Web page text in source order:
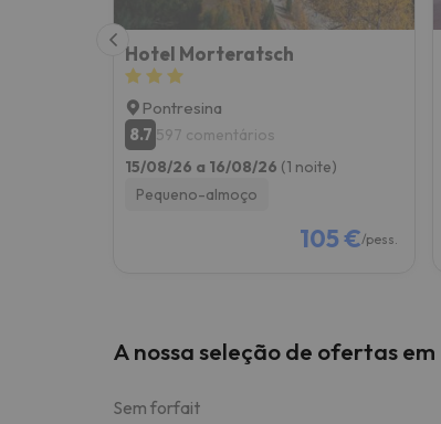
Hotel Morteratsch
Pontresina
8.7 597 comentários
15/08/26 a 16/08/26 (1 noite)
Pequeno-almoço
105 €/pess.
A nossa seleção de ofertas
Sem forfait